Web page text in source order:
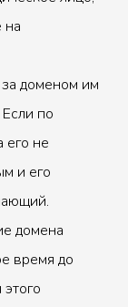
на
доменом им
по
его не
и его
домена
время до